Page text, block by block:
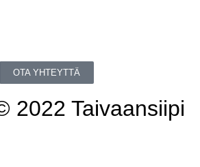
OTA YHTEYTTÄ
2022 Taivaansiipi